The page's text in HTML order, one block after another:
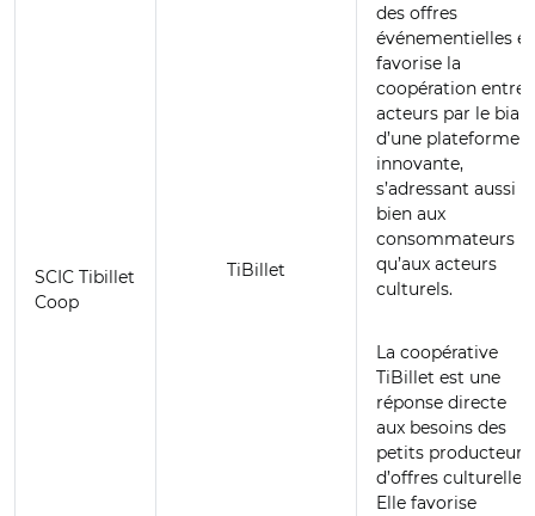
SCIC Tibillet
Coop
TiBillet
des offres
événementielles et
favorise la
coopération entre
acteurs par le biais
d’une plateforme
innovante,
s’adressant aussi
bien aux
consommateurs
qu’aux acteurs
culturels.
La coopérative
TiBillet est une
réponse directe
aux besoins des
petits producteurs
d’offres culturelles.
Elle favorise